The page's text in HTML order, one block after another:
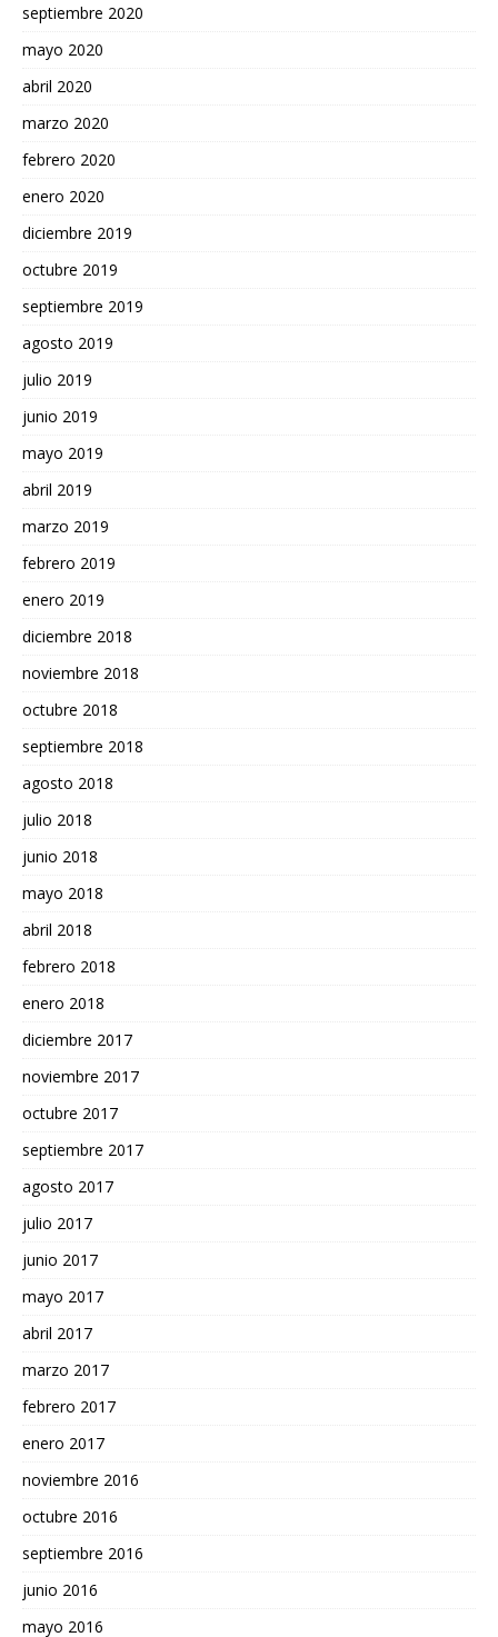
septiembre 2020
mayo 2020
abril 2020
marzo 2020
febrero 2020
enero 2020
diciembre 2019
octubre 2019
septiembre 2019
agosto 2019
julio 2019
junio 2019
mayo 2019
abril 2019
marzo 2019
febrero 2019
enero 2019
diciembre 2018
noviembre 2018
octubre 2018
septiembre 2018
agosto 2018
julio 2018
junio 2018
mayo 2018
abril 2018
febrero 2018
enero 2018
diciembre 2017
noviembre 2017
octubre 2017
septiembre 2017
agosto 2017
julio 2017
junio 2017
mayo 2017
abril 2017
marzo 2017
febrero 2017
enero 2017
noviembre 2016
octubre 2016
septiembre 2016
junio 2016
mayo 2016